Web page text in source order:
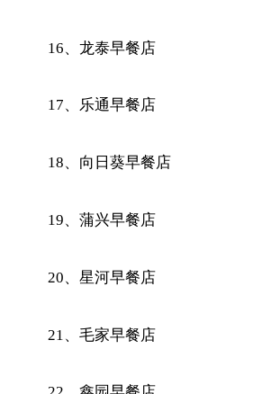
16、龙泰早餐店
17、乐通早餐店
18、向日葵早餐店
19、蒲兴早餐店
20、星河早餐店
21、毛家早餐店